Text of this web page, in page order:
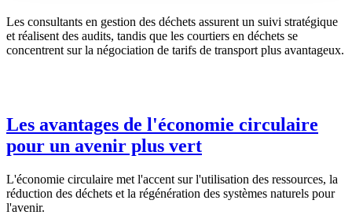
Les consultants en gestion des déchets assurent un suivi stratégique
et réalisent des audits, tandis que les courtiers en déchets se
concentrent sur la négociation de tarifs de transport plus avantageux.
Les avantages de l'économie circulaire
pour un avenir plus vert
L'économie circulaire met l'accent sur l'utilisation des ressources, la
réduction des déchets et la régénération des systèmes naturels pour
l'avenir.